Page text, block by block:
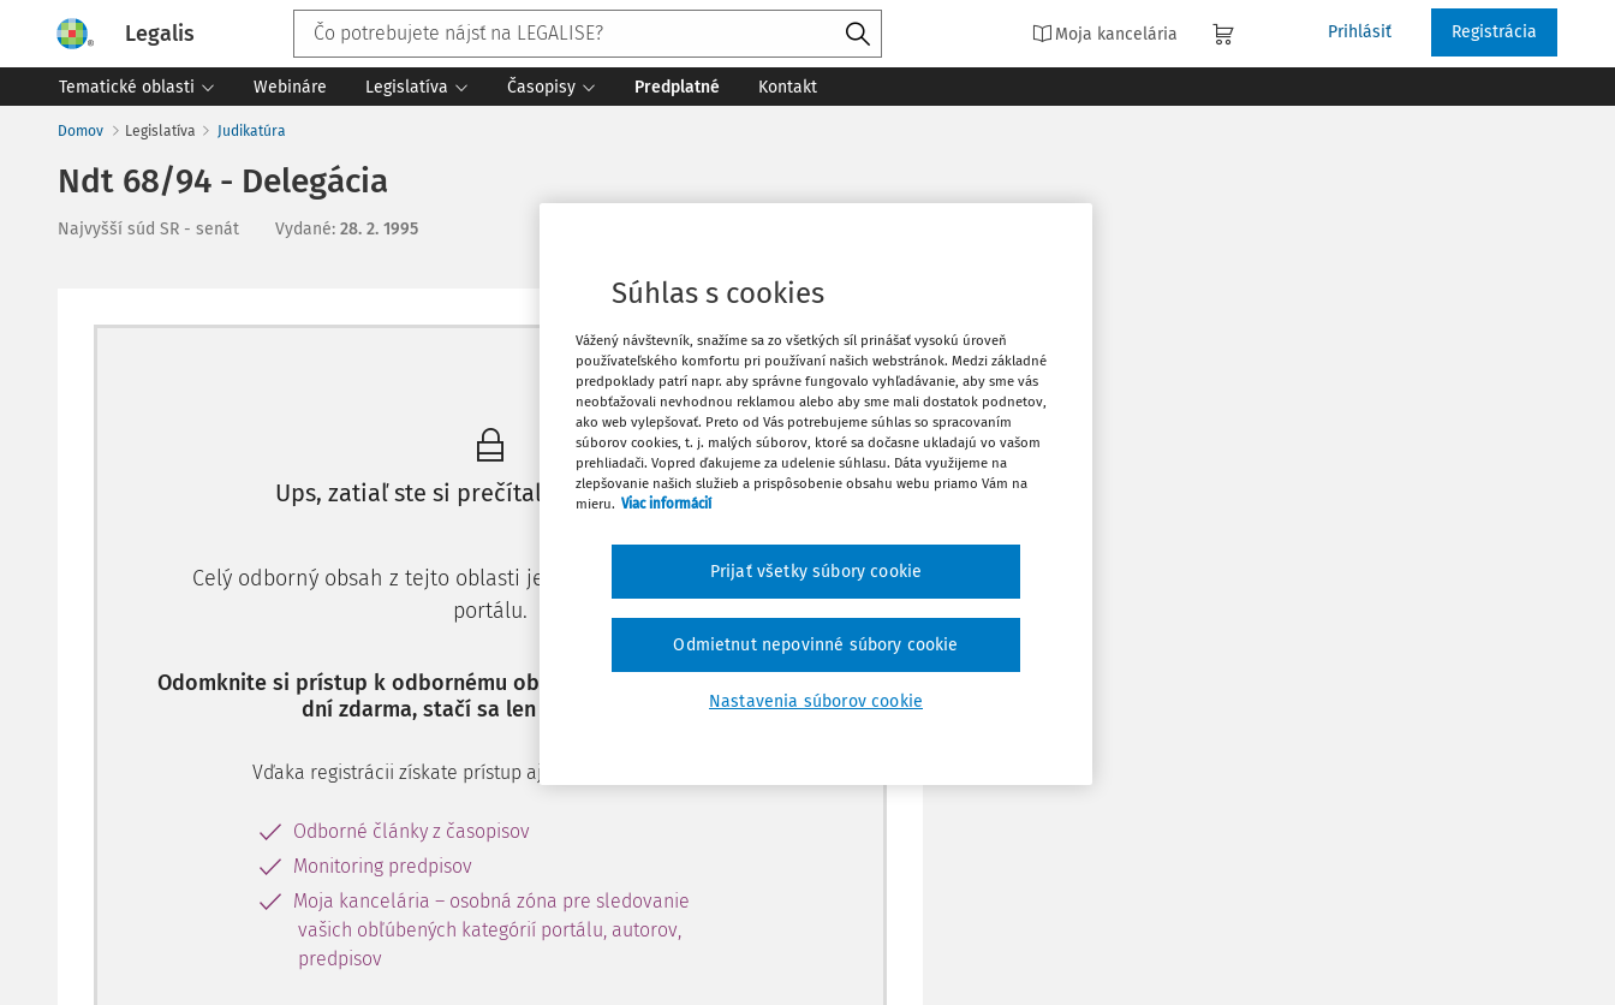
Legalis Moja kancelária Prihlásiť Registrácia
Tematické oblasti Webináre Legislatíva Časopisy Predplatné Kontakt
Domov Legislatíva Judikatúra
Ndt 68/94 - Delegácia
Najvyšší súd SR - senát Vydané: 28. 2. 1995
Máte predplatné? Prihláste sa
Ups, zatiaľ ste si prečítali len začiatok...
Celý odborný obsah z tejto oblasti je dostupný predplatiteľom
portálu.
Odomknite si prístup k odbornému obsahu a získajte prístup na 10
dní zdarma, stačí sa len zaregistrovať.
Vďaka registrácii získate prístup aj k vybranému obsahu:
Odborné články z časopisov
Monitoring predpisov
Moja kancelária – osobná zóna pre sledovanie
vašich obľúbených kategórií portálu, autorov,
predpisov
Vytlačiť
Obľúbené
Stiahnuť
Súhlas s cookies
Vážený návštevník, snažíme sa zo všetkých síl prinášať vysokú úroveň
používateľského komfortu pri používaní našich webstránok. Medzi základné
predpoklady patrí napr. aby správne fungovalo vyhľadávanie, aby sme vás
neobťažovali nevhodnou reklamou alebo aby sme mali dostatok podnetov,
ako web vylepšovať. Preto od Vás potrebujeme súhlas so spracovaním
súborov cookies, t. j. malých súborov, ktoré sa dočasne ukladajú vo vašom
prehliadači. Vopred ďakujeme za udelenie súhlasu. Dáta využijeme na
zlepšovanie našich služieb a prispôsobenie obsahu webu priamo Vám na
mieru. Viac informácií
Nastavenia súborov cookie
Odmietnut nepovinné súbory cookie
Prijať všetky súbory cookie